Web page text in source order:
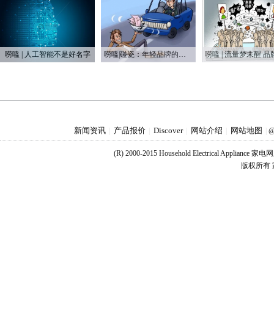
唠嗑 | 人工智能不是好名字 唠嗑|碰瓷：年轻品牌的第一次营销战
新闻资讯 产品报价 Discover 网站介绍 网站地图
(R) 2000-2015 Household Electrical Appliance 家电
版权所有